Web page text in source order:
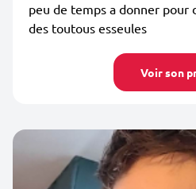
peu de temps a donner pour
des toutous esseules
Voir son